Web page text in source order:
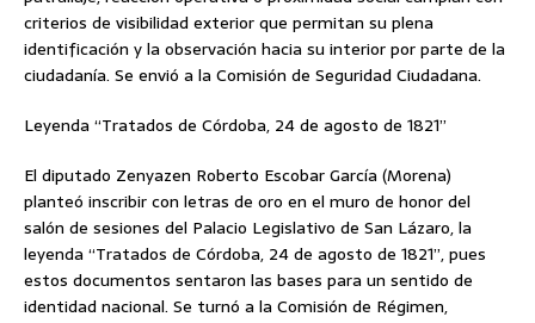
criterios de visibilidad exterior que permitan su plena
identificación y la observación hacia su interior por parte de la
ciudadanía. Se envió a la Comisión de Seguridad Ciudadana.
Leyenda “Tratados de Córdoba, 24 de agosto de 1821”
El diputado Zenyazen Roberto Escobar García (Morena)
planteó inscribir con letras de oro en el muro de honor del
salón de sesiones del Palacio Legislativo de San Lázaro, la
leyenda “Tratados de Córdoba, 24 de agosto de 1821”, pues
estos documentos sentaron las bases para un sentido de
identidad nacional. Se turnó a la Comisión de Régimen,